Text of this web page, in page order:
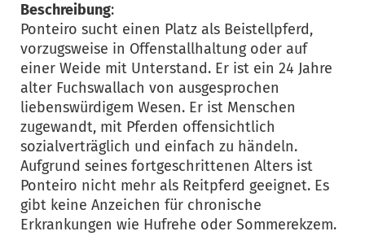
Beschreibung:
Ponteiro sucht einen Platz als Beistellpferd,
vorzugsweise in Offenstallhaltung oder auf
einer Weide mit Unterstand. Er ist ein 24 Jahre
alter Fuchswallach von ausgesprochen
liebenswürdigem Wesen. Er ist Menschen
zugewandt, mit Pferden offensichtlich
sozialverträglich und einfach zu händeln.
Aufgrund seines fortgeschrittenen Alters ist
Ponteiro nicht mehr als Reitpferd geeignet. Es
gibt keine Anzeichen für chronische
Erkrankungen wie Hufrehe oder Sommerekzem.